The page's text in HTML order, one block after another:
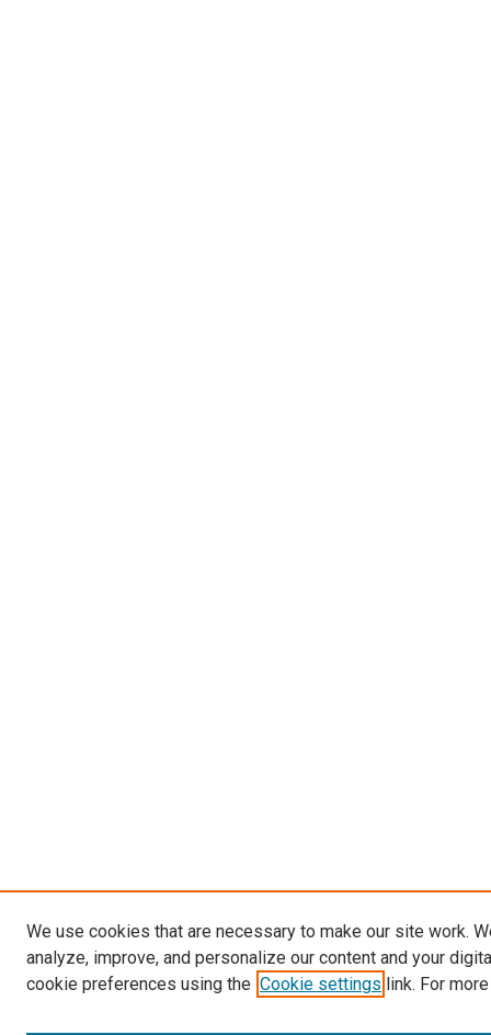
We use cookies that are necessary to make our site work.
analyze, improve, and personalize our content and your
cookie preferences using the Cookie settings link. For